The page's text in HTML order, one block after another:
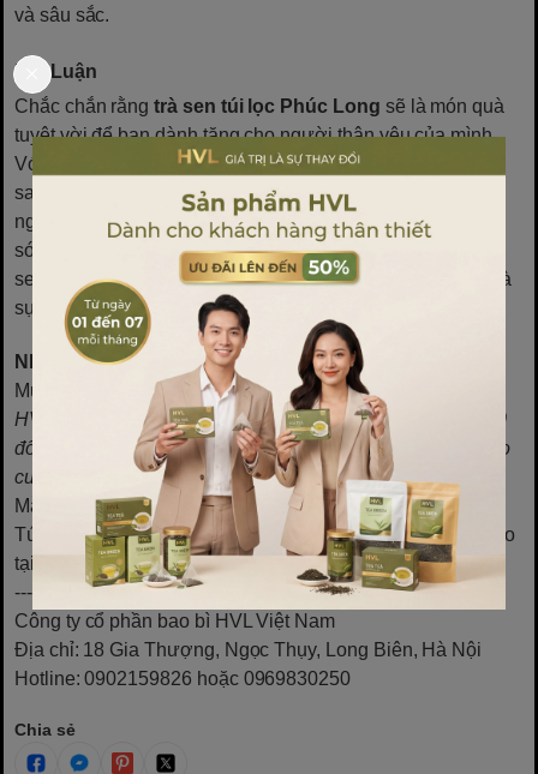
và sâu sắc.
Kết Luận
Chắc chắn rằngtrà sen túi lọc Phúc Long sẽ là món quà
tuyệt vời để bạn dành tặng cho người thân yêu của mình.
Với hương vị tinh tế, lợi ích sức khỏe rõ ràng và thiết kế
sang trọng, trà sen Phúc Long không chỉ là một thức uống
ngon mà còn là một món quà thể hiện sự quan tâm, chăm
sóc đặc biệt. Dù là dịp lễ Tết hay những ngày thường, trà
sen luôn là lựa chọn hoàn hảo để bạn gửi gắm tình cảm và
sự yêu thương đến người thân.
Những câu hỏi thường gặp:
Mua túi lọc trà ở đâu?
HVL là đơn vị cung câp túi lọc trà toàn quốc. Với hơn 1000
đối tác lớn nhỏ trải khắp toàn quốc, doanh nghiệp đảm bảo
cung cấp tới khách hàng những sản phẩm chất lượng cao.
Mẫu 100 túi lọc trà giá rẻ, chất lượng cao
Túi lọc trà đang được ưa chuộng nhất hiện nay: tham khảo
tại đây
----------------------------------------------------------------------------
Công ty cổ phần bao bì HVL Việt Nam
Địa chỉ: 18 Gia Thượng, Ngọc Thụy, Long Biên, Hà Nội
Hotline: 0902159826 hoặc 0969830250
Chia sẻ